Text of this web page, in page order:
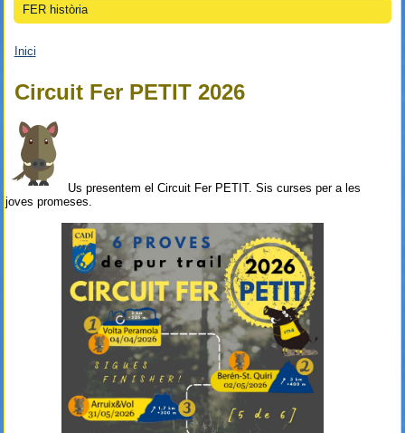
FER història
Inici
Circuit Fer PETIT 2026
Us presentem el Circuit Fer PETIT. Sis curses per a les
joves promeses.